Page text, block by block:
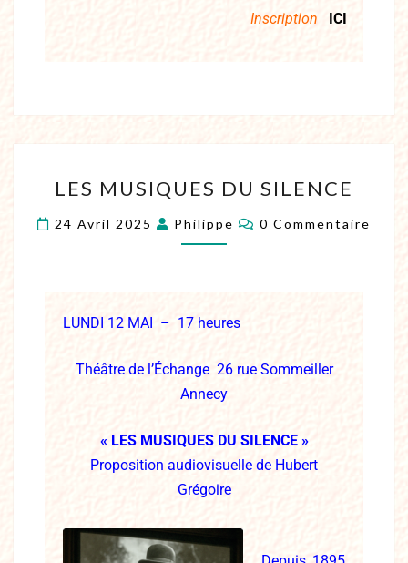
Inscription ICI
LES MUSIQUES DU SILENCE
24 Avril 2025 Philippe 0 Commentaire
LUNDI 12 MAI – 17 heures
Théâtre de l’Échange 26 rue Sommeiller
Annecy
« LES MUSIQUES DU SILENCE »
Proposition audiovisuelle de Hubert
Grégoire